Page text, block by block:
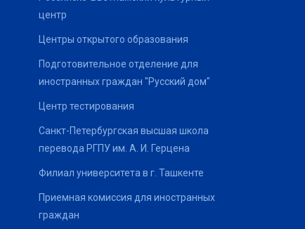
центр
Центры открытого образования
Подготовительное отделение для
иностранных граждан "Русский дом"
Центр тестирования
Санкт-Петербургская высшая школа
перевода РГПУ им. А. И. Герцена
Филиал университета в г. Ташкенте
Приемная комиссия для иностранных
граждан